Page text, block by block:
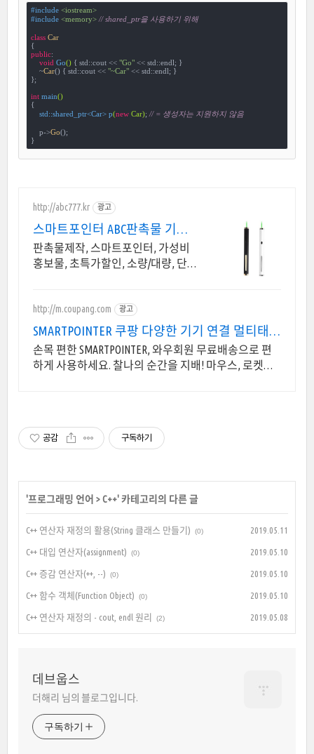
#include <iostream>
#include <memory> // shared_ptr을 사용하기 위해
class Car
{
public:
void Go() { std::cout << "Go" << std::endl; }
    ~
Car() { std::cout << "~Car" << std::endl; }
};
int main()
{
std::shared_ptr<Car> p(new Car); // = 생성자는 지원하지 않음
    p->
Go();
}
http://abc777.kr 광고
스마트포인터 ABC판촉물 기업/
관공서 후결제
판촉물제작, 스마트포인터, 가성비
홍보물, 초특가할인, 소량/대량, 단
http://m.coupang.com 광고
SMARTPOINTER 쿠팡 다양한 기기 연결 멀티태스
킹
손목 편한 SMARTPOINTER, 와우회원 무료배송으로 편
하게 사용하세요. 찰나의 순간을 지배! 마우스, 로켓배
공감 구독하기
'프로그래밍 언어 >C++' 카테고리의 다른 글
C++ 연산자 재정의 활용(String 클래스 만들기) (0) 2019.05.11
C++ 대입 연산자(assignment) (0) 2019.05.10
C++ 증감 연산자(++, --) (0) 2019.05.10
C++ 함수 객체(Function Object) (0) 2019.05.10
C++ 연산자 재정의 - cout, endl 원리 (2) 2019.05.08
데브웁스
더해리 님의 블로그입니다.
구독하기